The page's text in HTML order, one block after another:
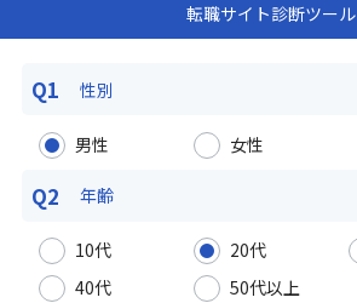
転職サイト診断ツール
Q1 性別
男性 女性
Q2 年齢
10代 20代
40代
50代以上